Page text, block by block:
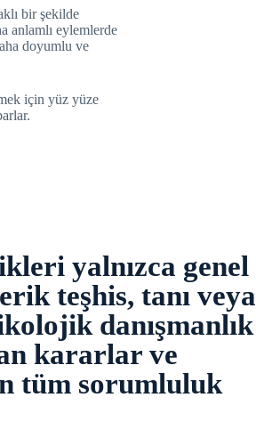
bir şekilde
anlamlı eylemlerde
doyumlu ve
için yüz yüze
yalnızca genel
teşhis, tanı veya
danışmanlık
kararlar ve
tüm sorumluluk